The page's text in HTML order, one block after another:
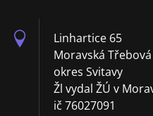
Linhartice 65
Moravská Třebová
okres Svitavy
Žl vydal ŽÚ v
ič 76027091